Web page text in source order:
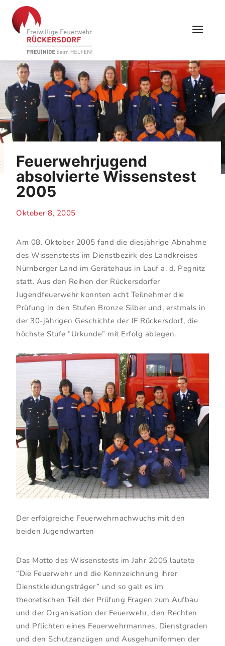
content
Feuerwehrjugend
absolvierte Wissenstest
2005
Oktober 8, 2005
Am 08. Oktober 2005 fand die diesjährige Abnahme
des Wissenstests im Dienstbezirk des Landkreises
Nürnberger Land im Gerätehaus in Lauf a. d. Pegnitz
statt. Aus den Reihen der Rückersdorfer
Jugendfeuerwehr konnten acht Teilnehmer die
Prüfung in den Stufen Bronze Silber und, erstmals in
der 30-jährigen Geschichte der JF Rückersdorf, die
höchste Stufe “Urkunde” mit Erfolg ablegen.
Der erfolgreiche Feuerwehrnachwuchs mit den
beiden Jugendwarten
Das Motto des Wissenstests im Jahr 2005 lautete
“Die Feuerwehr und die Kennzeichnung ihrer
Dienstkleidungsträger” und so galt es im
theoretischen Teil der Prüfung Fragen zum Aufbau
und der Organisation der Feuerwehr, den Rechten
und Pflichten eines Feuerwehrmannes, Dienstgraden
und den Schutzanzügen und Ausgehuniformen der